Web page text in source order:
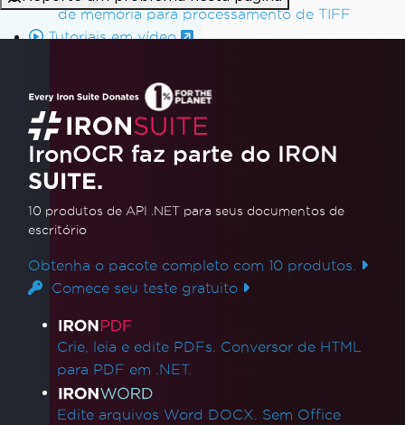
de memória para processamento de TIFF
Tutoriais em vídeo
// Output or process the extracted
mple of outputting the text to the con
sole
}
IronOCR faz parte do IRON
SUITE.
10 produtos de API .NET para seus documentos de
escritório
Obtenha o pacote completo com 10 produtos.
Comece seu teste gratuito
Links de produtos
Crie, leia e edite PDFs. Conversor de HTML
para PDF em .NET.
Edite arquivos Word DOCX. Sem Office